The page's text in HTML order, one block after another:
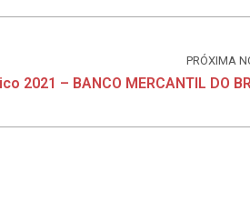
PRÓXIMA
2021 – BANCO MERCANTIL DO